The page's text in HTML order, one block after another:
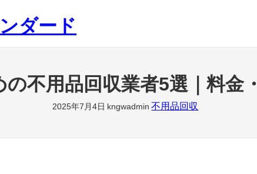
ダード
不用品回収業者5選｜料金
2025年7月4日 kngwadmin 不用品回収